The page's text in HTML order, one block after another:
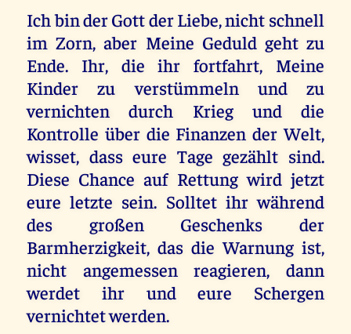
Ich bin der Gott der Liebe, nicht schnell
im Zorn, aber Meine Geduld geht zu
Ende. Ihr, die ihr fortfahrt, Meine
Kinder zu verstümmeln und zu
vernichten durch Krieg und die
Kontrolle über die Finanzen der Welt,
wisset, dass eure Tage gezählt sind.
Diese Chance auf Rettung wird jetzt
eure letzte sein. Solltet ihr während
des großen Geschenks der
Barmherzigkeit, das die Warnung ist,
nicht angemessen reagieren, dann
werdet ihr und eure Schergen
vernichtet werden.